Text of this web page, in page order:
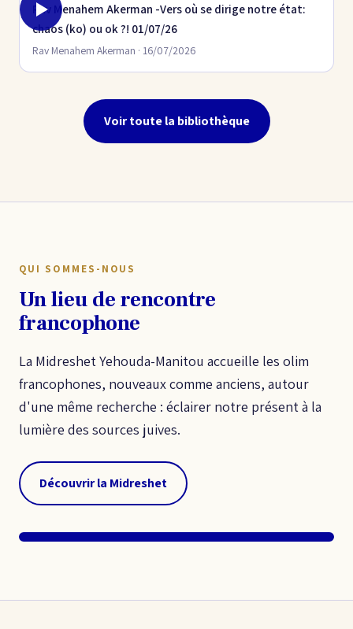
Rav Menahem Akerman -Vers où se dirige notre état:
chaos (ko) ou ok ?! 01/07/26
Rav Menahem Akerman · 16/07/2026
Voir toute la bibliothèque
QUI SOMMES-NOUS
Un lieu de rencontre
francophone
La Midreshet Yehouda-Manitou accueille les olim
francophones, nouveaux comme anciens, autour
d'une même recherche : éclairer notre présent à la
lumière des sources juives.
Découvrir la Midreshet